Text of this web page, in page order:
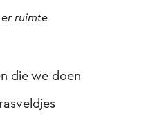
ruimte
die we doen